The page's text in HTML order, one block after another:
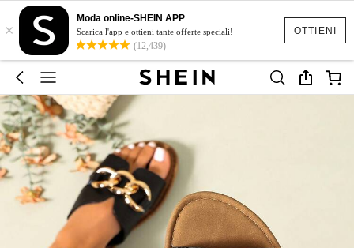
OTTIENI
×
Moda online-SHEIN APP
Scarica l'app e ottieni tante offerte speciali!
(12,439)